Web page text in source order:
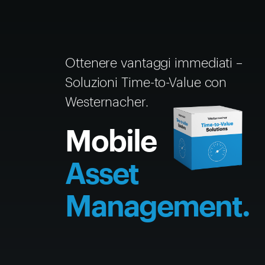
Ottenere vantaggi immediati –
Soluzioni Time-to-Value con
Westernacher.
Mobile
Asset
Management.